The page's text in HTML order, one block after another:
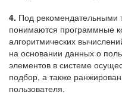
4. Под рекомендательными
понимаются программные
алгоритмических
на основании данных о
элементов в системе
подбор, а также
пользователя.